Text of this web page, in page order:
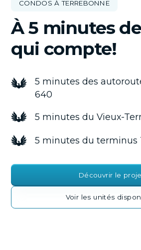
CONDOS À TERREBONNE
À 5 minutes
qui compte!
5 minutes des
640
5 minutes du Vieux-
5 minutes du terminus
Découvrir le
Voir les unités